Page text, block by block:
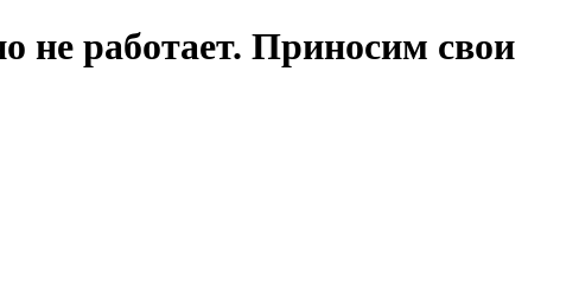
не работает. Приносим свои